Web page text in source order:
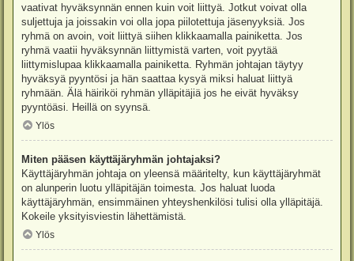
vaativat hyväksynnän ennen kuin voit liittyä. Jotkut voivat olla
suljettuja ja joissakin voi olla jopa piilotettuja jäsenyyksiä. Jos
ryhmä on avoin, voit liittyä siihen klikkaamalla painiketta. Jos
ryhmä vaatii hyväksynnän liittymistä varten, voit pyytää
liittymislupaa klikkaamalla painiketta. Ryhmän johtajan täytyy
hyväksyä pyyntösi ja hän saattaa kysyä miksi haluat liittyä
ryhmään. Älä häiriköi ryhmän ylläpitäjiä jos he eivät hyväksy
pyyntöäsi. Heillä on syynsä.
Ylös
Miten pääsen käyttäjäryhmän johtajaksi?
Käyttäjäryhmän johtaja on yleensä määritelty, kun käyttäjäryhmät
on alunperin luotu ylläpitäjän toimesta. Jos haluat luoda
käyttäjäryhmän, ensimmäinen yhteyshenkilösi tulisi olla ylläpitäjä.
Kokeile yksityisviestin lähettämistä.
Ylös